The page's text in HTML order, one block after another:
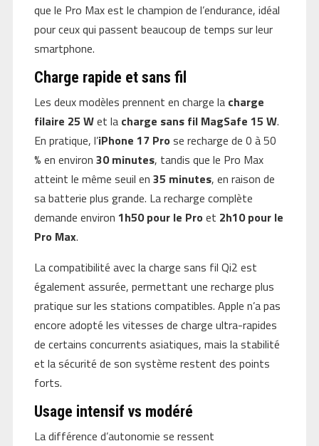
que le Pro Max est le champion de l’endurance, idéal
pour ceux qui passent beaucoup de temps sur leur
smartphone.
Charge rapide et sans fil
Les deux modèles prennent en charge la charge
filaire 25 Wet la charge sans fil MagSafe 15 W.
En pratique, l’iPhone 17 Pro se recharge de 0 à 50
% en environ 30 minutes, tandis que le Pro Max
atteint le même seuil en 35 minutes, en raison de
sa batterie plus grande. La recharge complète
demande environ 1h50 pour le Pro et 2h10 pour le
Pro Max.
La compatibilité avec la charge sans fil Qi2 est
également assurée, permettant une recharge plus
pratique sur les stations compatibles. Apple n’a pas
encore adopté les vitesses de charge ultra-rapides
de certains concurrents asiatiques, mais la stabilité
et la sécurité de son système restent des points
forts.
Usage intensif vs modéré
La différence d’autonomie se ressent